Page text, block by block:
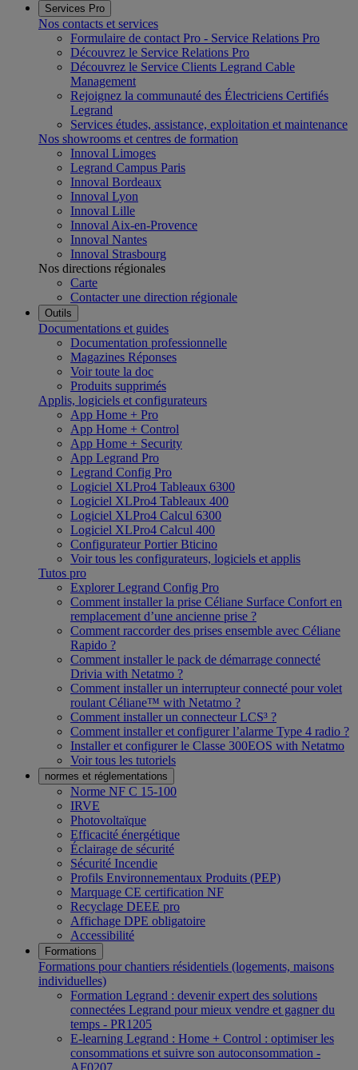
Services Pro
Nos contacts et services
Formulaire de contact Pro - Service Relations Pro
Découvrez le Service Relations Pro
Découvrez le Service Clients Legrand Cable
Management
Rejoignez la communauté des Électriciens Certifiés
Legrand
Services études, assistance, exploitation et maintenance
Nos showrooms et centres de formation
Innoval Limoges
Legrand Campus Paris
Innoval Bordeaux
Innoval Lyon
Innoval Lille
Innoval Aix-en-Provence
Innoval Nantes
Innoval Strasbourg
Nos directions régionales
Carte
Contacter une direction régionale
Outils
Documentations et guides
Documentation professionnelle
Magazines Réponses
Voir toute la doc
Produits supprimés
Applis, logiciels et configurateurs
App Home + Pro
App Home + Control
App Home + Security
App Legrand Pro
Legrand Config Pro
Logiciel XLPro4 Tableaux 6300
Logiciel XLPro4 Tableaux 400
Logiciel XLPro4 Calcul 6300
Logiciel XLPro4 Calcul 400
Configurateur Portier Bticino
Voir tous les configurateurs, logiciels et applis
Tutos pro
Explorer Legrand Config Pro
Comment installer la prise Céliane Surface Confort en
remplacement d’une ancienne prise ?
Comment raccorder des prises ensemble avec Céliane
Rapido ?
Comment installer le pack de démarrage connecté
Drivia with Netatmo ?
Comment installer un interrupteur connecté pour volet
roulant Céliane™ with Netatmo ?
Comment installer un connecteur LCS³ ?
Comment installer et configurer l’alarme Type 4 radio ?
Installer et configurer le Classe 300EOS with Netatmo
Voir tous les tutoriels
normes et réglementations
Norme NF C 15-100
IRVE
Photovoltaïque
Efficacité énergétique
Éclairage de sécurité
Sécurité Incendie
Profils Environnementaux Produits (PEP)
Marquage CE certification NF
Recyclage DEEE pro
Affichage DPE obligatoire
Accessibilité
Formations
Formations pour chantiers résidentiels (logements, maisons
individuelles)
Formation Legrand : devenir expert des solutions
connectées Legrand pour mieux vendre et gagner du
temps - PR1205
E-learning Legrand : Home + Control : optimiser les
consommations et suivre son autoconsommation -
AF0207